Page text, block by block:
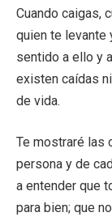
Cuando caigas,
quien te levante
sentido a ello y
existen caídas
de vida.
Te mostraré las
persona y de
a entender que
para bien; que